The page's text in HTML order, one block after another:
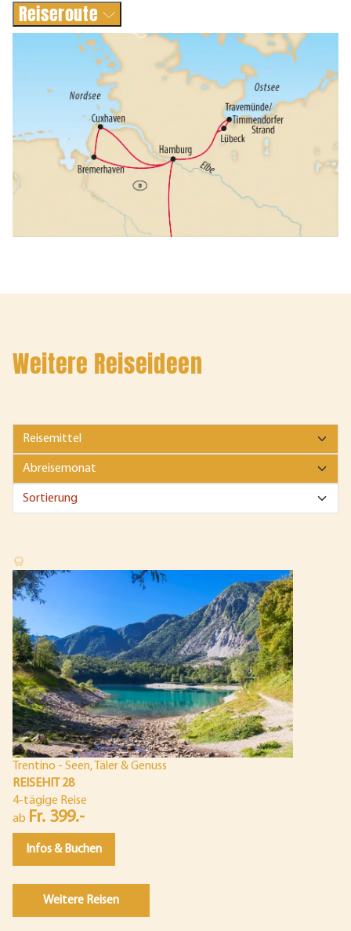
Reiseroute
Weitere Reiseideen
Trentino - Seen, Täler & Genuss
REISEHIT 28
4-tägige Reise
ab Fr. 399.-
Infos & Buchen
Weitere Reisen